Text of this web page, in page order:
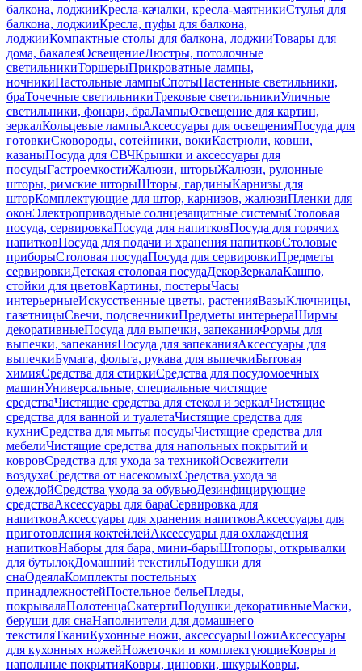
балкона, лоджииКресла-качалки, кресла-маятникиСтулья для
балкона, лоджииКресла, пуфы для балкона,
лоджииКомпактные столы для балкона, лоджииТовары для
дома, бакалеяОсвещениеЛюстры, потолочные
светильникиТоршерыПрикроватные лампы,
ночникиНастольные лампыСпотыНастенные светильники,
браТочечные светильникиТрековые светильникиУличные
светильники, фонари, браЛампыОсвещение для картин,
зеркалКольцевые лампыАксессуары для освещенияПосуда для
готовкиСковороды, сотейники, вокиКастрюли, ковши,
казаныПосуда для СВЧКрышки и аксессуары для
посудыГастроемкостиЖалюзи, шторыЖалюзи, рулонные
шторы, римские шторыШторы, гардиныКарнизы для
шторКомплектующие для штор, карнизов, жалюзиПленки для
оконЭлектроприводные солнцезащитные системыСтоловая
посуда, сервировкаПосуда для напитковПосуда для горячих
напитковПосуда для подачи и хранения напитковСтоловые
приборыСтоловая посудаПосуда для сервировкиПредметы
сервировкиДетская столовая посудаДекорЗеркалаКашпо,
стойки для цветовКартины, постерыЧасы
интерьерныеИскусственные цветы, растенияВазыКлючницы,
газетницыСвечи, подсвечникиПредметы интерьераШирмы
декоративныеПосуда для выпечки, запеканияФормы для
выпечки, запеканияПосуда для запеканияАксессуары для
выпечкиБумага, фольга, рукава для выпечкиБытовая
химияСредства для стиркиСредства для посудомоечных
машинУниверсальные, специальные чистящие
средстваЧистящие средства для стекол и зеркалЧистящие
средства для ванной и туалетаЧистящие средства для
кухниСредства для мытья посудыЧистящие средства для
мебелиЧистящие средства для напольных покрытий и
ковровСредства для ухода за техникойОсвежители
воздухаСредства от насекомыхСредства ухода за
одеждойСредства ухода за обувьюДезинфицирующие
средстваАксессуары для бараСервировка для
напитковАксессуары для хранения напитковАксессуары для
приготовления коктейлейАксессуары для охлаждения
напитковНаборы для бара, мини-барыШтопоры, открывалки
для бутылокДомашний текстильПодушки для
снаОдеялаКомплекты постельных
принадлежностейПостельное бельеПледы,
покрывалаПолотенцаСкатертиПодушки декоративныеМаски,
беруши для снаНаполнители для домашнего
текстиляТканиКухонные ножи, аксессуарыНожиАксессуары
для кухонных ножейНожеточки и комплектующиеКовры и
напольные покрытияКовры, циновки, шкурыКовры,